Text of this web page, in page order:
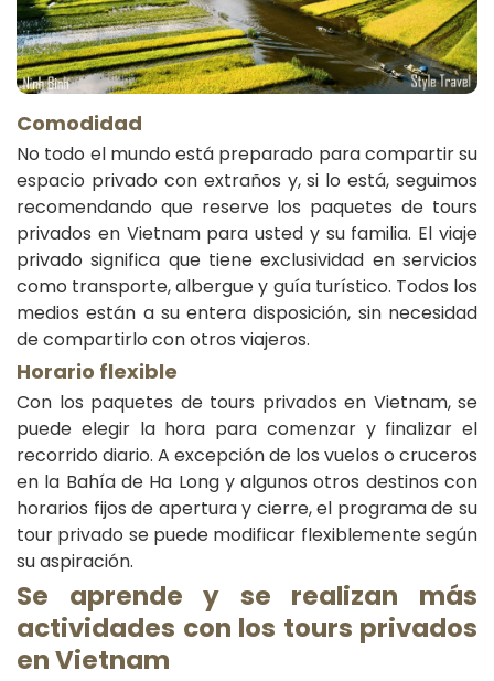
Comodidad
No todo el mundo está preparado para compartir su
espacio privado con extraños y, si lo está, seguimos
recomendando que reserve los paquetes de tours
privados en Vietnam para usted y su familia. El viaje
privado significa que tiene exclusividad en servicios
como transporte, albergue y guía turístico. Todos los
medios están a su entera disposición, sin necesidad
de compartirlo con otros viajeros.
Horario flexible
Con los paquetes de tours privados en Vietnam, se
puede elegir la hora para comenzar y finalizar el
recorrido diario. A excepción de los vuelos o cruceros
en la Bahía de Ha Long y algunos otros destinos con
horarios fijos de apertura y cierre, el programa de su
tour privado se puede modificar flexiblemente según
su aspiración.
Se aprende y se realizan más
actividades con los tours privados
en Vietnam